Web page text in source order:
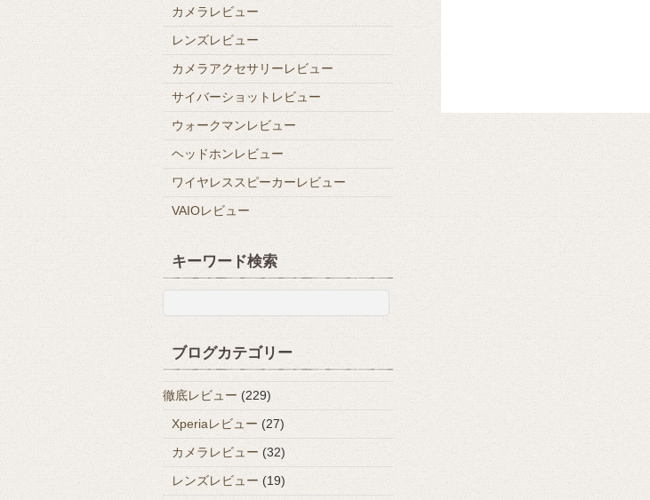
カメラレビュー
レンズレビュー
カメラアクセサリーレビュー
サイバーショットレビュー
ウォークマンレビュー
ヘッドホンレビュー
ワイヤレススピーカーレビュー
VAIOレビュー
キーワード検索
ブログカテゴリー
徹底レビュー (229)
Xperiaレビュー(27)
カメラレビュー (32)
レンズレビュー (19)